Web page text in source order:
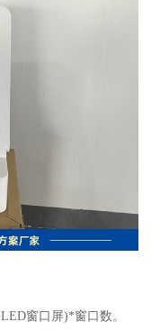
窗口屏)*窗口数。